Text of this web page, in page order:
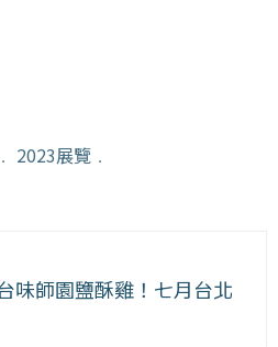
﹒ 2023展覽 ﹒
味師園鹽酥雞！七月台北